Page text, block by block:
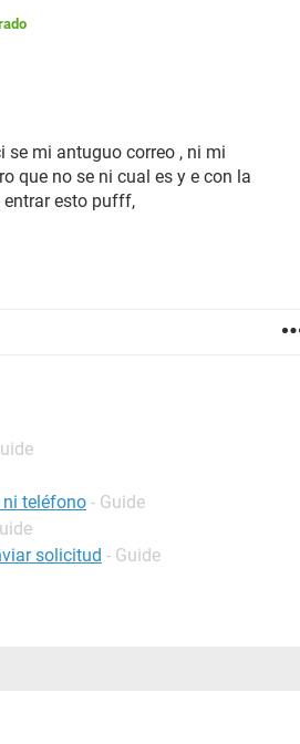
se mi antuguo correo , ni mi
que no se ni cual es y e con la
entrar esto pufff,
ni teléfono - Guide
solicitud - Guide